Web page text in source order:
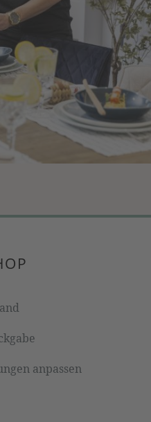
anpassen